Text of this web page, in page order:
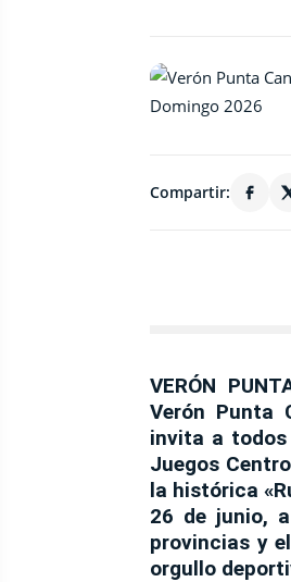
Compartir:
VERÓN
Verón Punta
invita a
Juegos
la histórica
26 de junio,
provincias y
orgullo